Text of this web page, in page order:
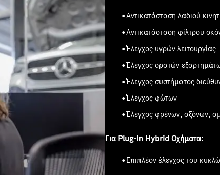
Αντικατάσταση λαδιού
Αντικατάσταση φίλτρου
Έλεγχος υγρών λειτουργίας
Έλεγχος ορατών
Έλεγχος συστήματος
Έλεγχος φώτων
Έλεγχος φρένων, αξόνων,
Για Plug-in HybridΟχήματα:
Επιπλέον έλεγχος του